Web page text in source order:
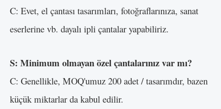
C: Evet, el çantası tasarımları, fotoğraflarınıza, sanat
eserlerine vb. dayalı ipli çantalar yapabiliriz.
S: Minimum olmayan özel çantalarınız var mı?
C: Genellikle, MOQ'umuz 200 adet / tasarımdır, bazen
küçük miktarlar da kabul edilir.